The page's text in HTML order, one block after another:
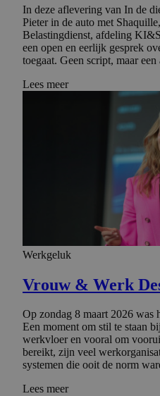
In deze aflevering van In de
Pieter in de auto met
Belastingdienst, afdeling
een open en eerlijk gesprek
toegaat. Geen script, maar
Lees meer
Werkgeluk
Vrouw & Werk
Op zondag 8 maart 2026 was
Een moment om stil te staan
werkvloer en vooral om
bereikt, zijn veel
systemen die ooit de norm
Lees meer